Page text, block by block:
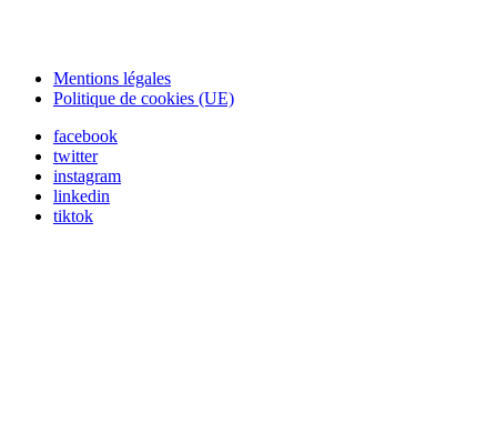
Mentions légales
Politique de cookies (UE)
facebook
twitter
instagram
linkedin
tiktok